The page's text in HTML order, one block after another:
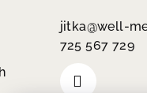
jitka@well-
725 567 729